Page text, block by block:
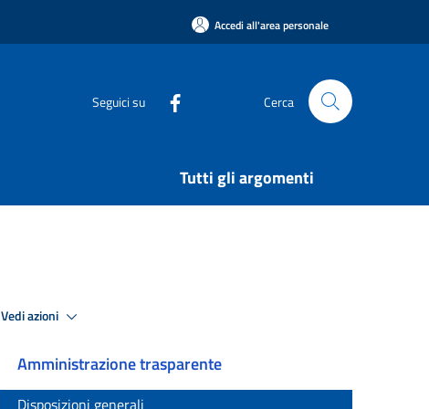
Accedi all'area personale
Seguici su Cerca
Tutti gli argomenti
Vedi azioni
Amministrazione trasparente
Disposizioni generali